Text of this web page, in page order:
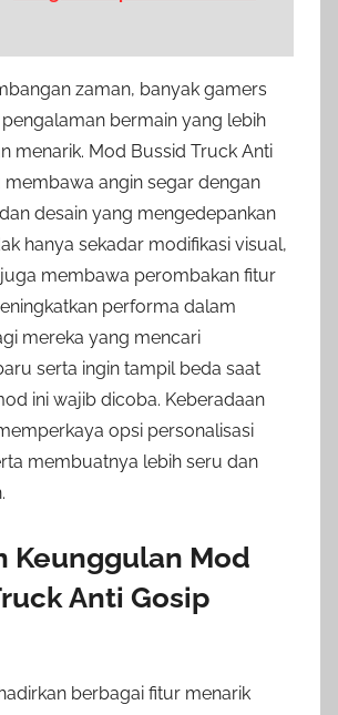
zaman, banyak gamers
bermain yang lebih
menarik. Mod Bussid Truck Anti
membawa angin segar dengan
desain yang mengedepankan
hanya sekadar modifikasi visual,
membawa perombakan fitur
performa dalam
mereka yang mencari
serta ingin tampil beda saat
ini wajib dicoba. Keberadaan
opsi personalisasi
membuatnya lebih seru dan
Keunggulan Mod
Anti Gosip
berbagai fitur menarik